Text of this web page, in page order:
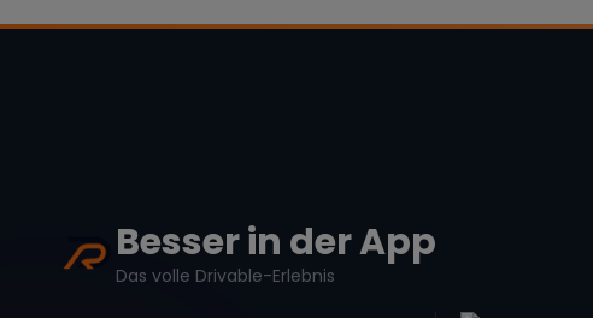
Besser in der App
Das volle Drivable-Erlebnis